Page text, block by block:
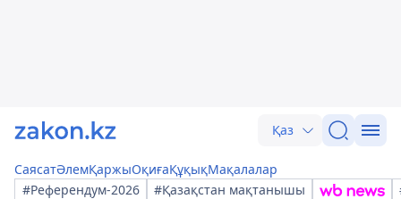
Қаз
СаясатӘлемҚаржыОқиғаҚұқықМақалалар
#Референдум-2026
#Қазақстан мақтанышы